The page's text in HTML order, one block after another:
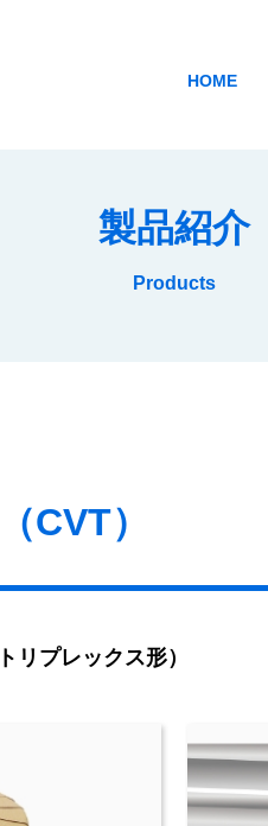
HOME
製品紹介
Products
（CVT）
リプレックス形）